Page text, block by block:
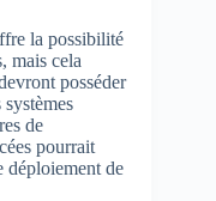
la possibilité
mais cela
posséder
de
pourrait
déploiement de